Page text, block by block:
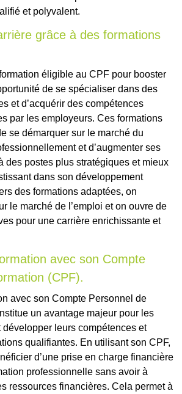
et polyvalent.
grâce à des formations
éligible au CPF pour booster
de se spécialiser dans des
et d’acquérir des compétences
par les employeurs. Ces formations
se démarquer sur le marché du
et d’augmenter ses
des postes plus stratégiques et mieux
dans son développement
des formations adaptées, on
le marché de l’emploi et on ouvre de
pour une carrière enrichissante et
avec son Compte
(CPF).
avec son Compte Personnel de
un avantage majeur pour les
leurs compétences et
qualifiantes. En utilisant son CPF,
d’une prise en charge financière
professionnelle sans avoir à
ressources financières. Cela permet à